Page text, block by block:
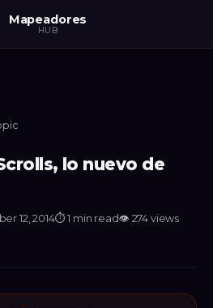
Mapeadores
HUB
lo nuevo de
12, 2014⏱1 min read👁 274 views